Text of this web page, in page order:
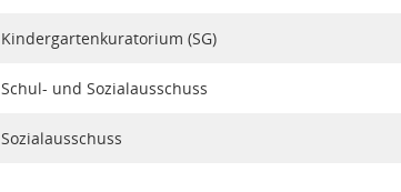
Kindergartenkuratorium (SG)
Schul- und Sozialausschuss
Sozialausschuss